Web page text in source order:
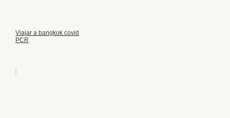
Viajar a bangkok covid
PCR